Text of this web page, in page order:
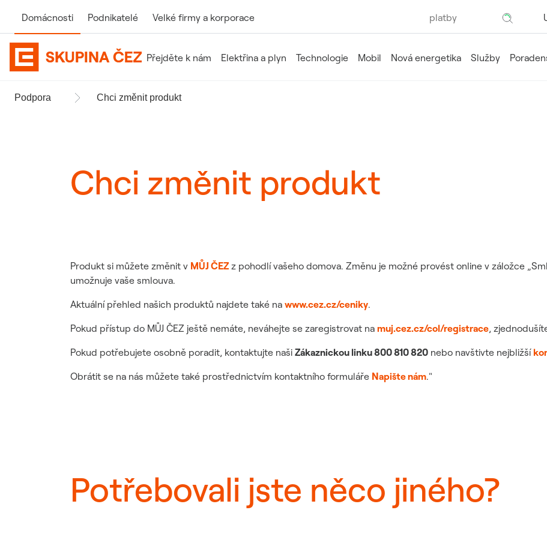
Domácnosti Podnikatelé Velké firmy a korporace
Hledaný výraz
Domovská stránka Skupiny ČEZ
Přejděte k nám Elektřina a plyn Technologie Mobil Nová energetika Služby
Podpora Chci změnit produkt
Chci změnit produkt
Produkt si můžete změnit v MŮJ ČEZ z pohodlí vašeho domova. Změnu je možné provést online v záložce
umožnuje vaše smlouva.
Aktuální přehled našich produktů najdete také na www.cez.cz/ceniky.
Pokud přístup do MŮJ ČEZ ještě nemáte, neváhejte se zaregistrovat na muj.cez.cz/col/registrace,
Pokud potřebujete osobně poradit, kontaktujte naši Zákaznickou linku 800 810 820 nebo navštivte nejbližší
Obrátit se na nás můžete také prostřednictvím kontaktního formuláře Napište nám."
Potřebovali jste něco jiného?